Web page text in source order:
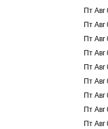
Пт
Пт
Пт
Пт
Пт
Пт
Пт
Пт
Пт